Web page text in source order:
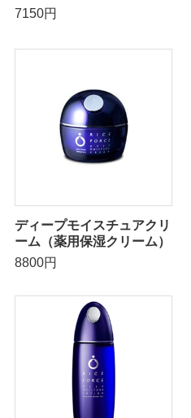
7150円
ディープモイスチュアクリ
ーム（薬用保湿クリーム）
8800円